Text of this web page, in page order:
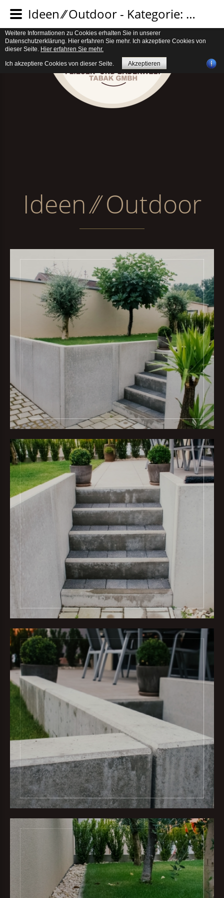
Ideen ⁄⁄ Outdoor
Verwendung von Cookies. Um unsere Webseite für Sie optimal zu gestalten
und fortlaufend verbessern zu können, verwenden wir Cookies. Durch die
Weitere Informationen zu Cookies erhalten Sie in unserer
Datenschutzerklärung. Hier erfahren Sie mehr. Ich akzeptiere Cookies von
dieser Seite. Hier erfahren Sie mehr.
Ich akzeptiere Cookies von dieser Seite. Akzeptieren
Ideen ⁄⁄ Outdoor - Kategorie: Terrasse